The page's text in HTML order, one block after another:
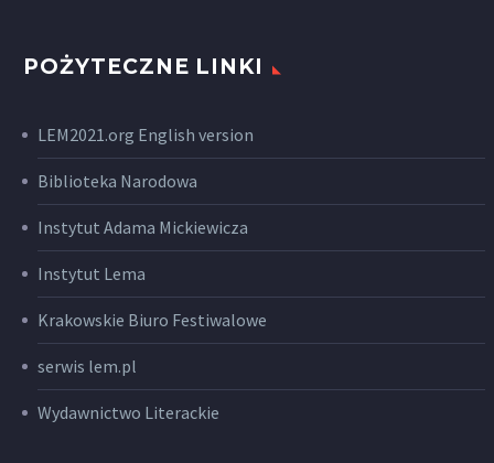
POŻYTECZNE LINKI
LEM2021.org English version
Biblioteka Narodowa
Instytut Adama Mickiewicza
Instytut Lema
Krakowskie Biuro Festiwalowe
serwis lem.pl
Wydawnictwo Literackie